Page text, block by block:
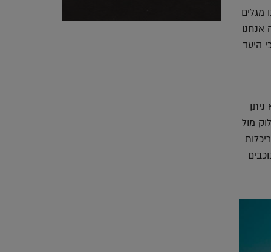
מגלים
אנחנו
היעד
מול
ועוצרת נשימה. גם אם רק נסעתם לפגישת עסקים, להנות ממלון 27 כוכבים